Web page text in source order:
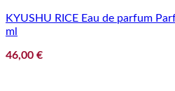
KYUSHU RICE Eau de parfum
ml
46,00 €